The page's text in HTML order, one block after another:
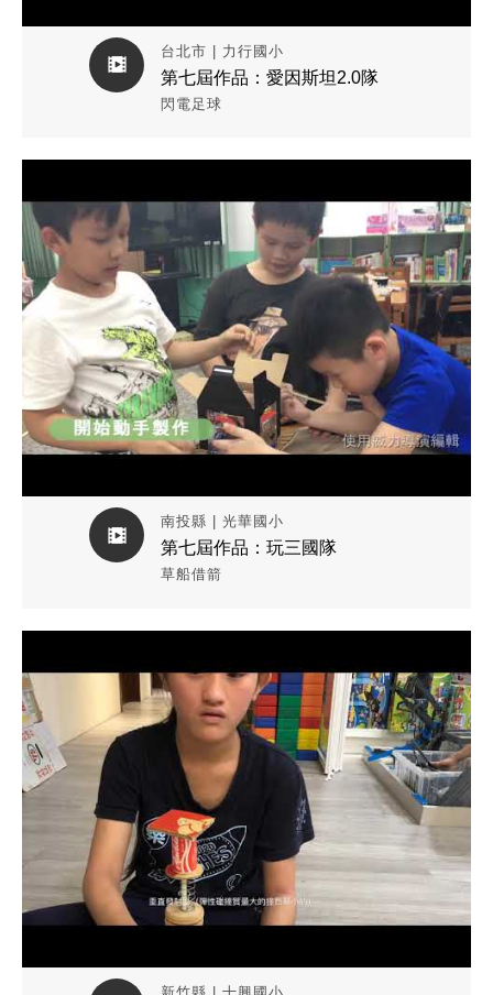
台北市 | 力行國小
第七屆作品：愛因斯坦2.0隊
閃電足球
南投縣 | 光華國小
第七屆作品：玩三國隊
草船借箭